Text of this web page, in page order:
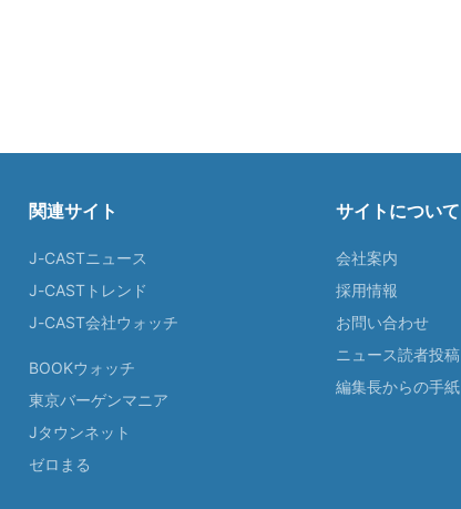
関連サイト
J-CASTニュース
J-CASTトレンド
J-CAST会社ウォッチ
BOOKウォッチ
東京バーゲンマニア
Jタウンネット
ゼロまる
サイトについて
会社案内
採用情報
お問い合わせ
ニュース読者投稿
編集長からの手紙